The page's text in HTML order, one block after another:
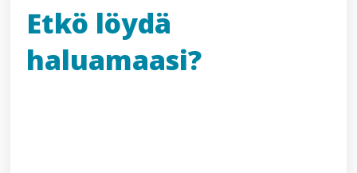
Etkö löydä
haluamaasi?